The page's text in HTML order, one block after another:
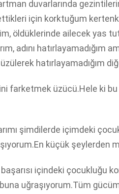
duvarlarında
için korktuğum
öldüklerinde ailecek yas
adını hatırlayamadığım
hatırlayamadığım
farketmek üzücü.Hele ki bu
şimdilerde içimdeki
küçük şeylerden
içindeki çocukluğu
uğraşıyorum.Tüm